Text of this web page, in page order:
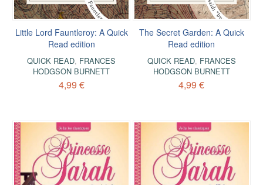
Little Lord Fauntleroy: A Quick
Read edition
QUICK READ, FRANCES
HODGSON BURNETT
4,99 €
The Secret Garden: A Quick
Read edition
QUICK READ, FRANCES
HODGSON BURNETT
4,99 €